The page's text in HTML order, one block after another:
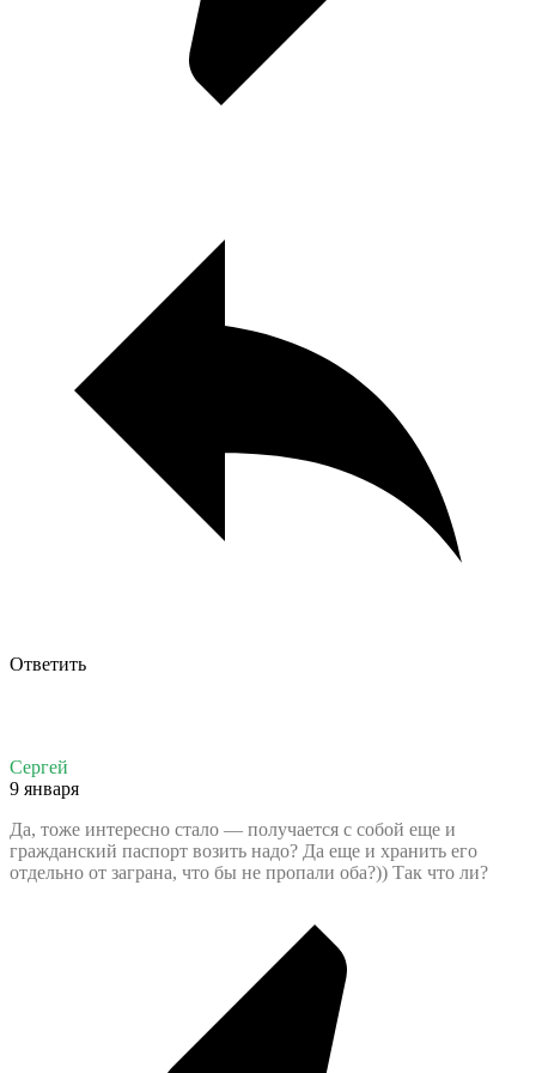
Ответить
Сергей
9 января
Да, тоже интересно стало — получается с собой еще и
гражданский паспорт возить надо? Да еще и хранить его
отдельно от заграна, что бы не пропали оба?)) Так что ли?